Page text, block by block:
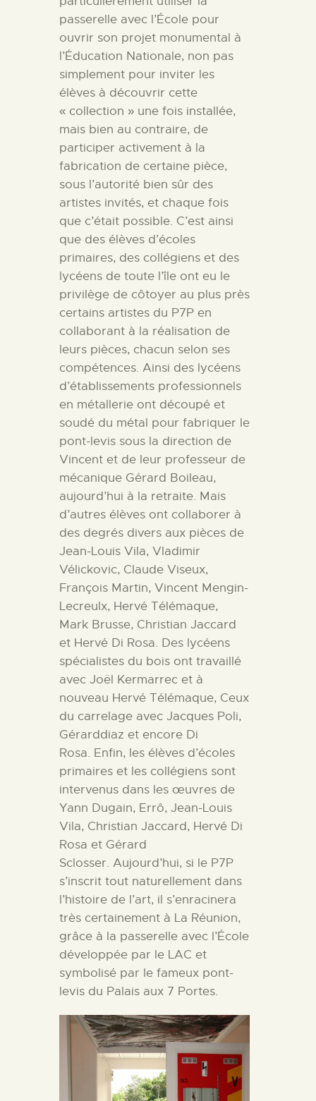
passerelle avec l’École pour
ouvrir son projet monumental à
l’Éducation Nationale, non pas
simplement pour inviter les
élèves à découvrir cette
« collection » une fois installée,
mais bien au contraire, de
participer activement à la
fabrication de certaine pièce,
sous l’autorité bien sûr des
artistes invités, et chaque fois
que c’était possible. C’est ainsi
que des élèves d’écoles
primaires, des collégiens et des
lycéens de toute l’île ont eu le
privilège de côtoyer au plus près
certains artistes du P7P en
collaborant à la réalisation de
leurs pièces, chacun selon ses
compétences. Ainsi des lycéens
d’établissements professionnels
en métallerie ont découpé et
soudé du métal pour fabriquer le
pont-levis sous la direction de
Vincent et de leur professeur de
mécanique Gérard Boileau,
aujourd’hui à la retraite. Mais
d’autres élèves ont collaborer à
des degrés divers aux pièces de
Jean-Louis Vila, Vladimir
Vélickovic, Claude Viseux,
François Martin, Vincent Mengin-
Lecreulx, Hervé Télémaque,
Mark Brusse, Christian Jaccard
et Hervé Di Rosa. Des lycéens
spécialistes du bois ont travaillé
avec Joël Kermarrec et à
nouveau Hervé Télémaque, Ceux
du carrelage avec Jacques Poli,
Gérarddiaz et encore Di
Rosa. Enfin, les élèves d’écoles
primaires et les collégiens sont
intervenus dans les œuvres de
Yann Dugain, Errô, Jean-Louis
Vila, Christian Jaccard, Hervé Di
Rosa et Gérard
Sclosser. Aujourd’hui, si le P7P
s’inscrit tout naturellement dans
l’histoire de l’art, il s’enracinera
très certainement à La Réunion,
grâce à la passerelle avec l’École
développée par le LAC et
symbolisé par le fameux pont-
levis du Palais aux 7 Portes.